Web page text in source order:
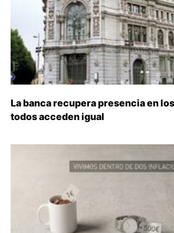
La banca recupera presencia en
todos acceden igual